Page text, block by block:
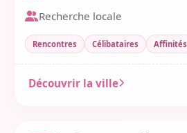
Recherche locale
Rencontres Célibataires Affinités
Découvrir la ville